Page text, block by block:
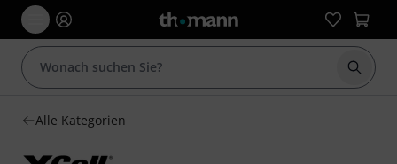
Suche
Alle Kategorien